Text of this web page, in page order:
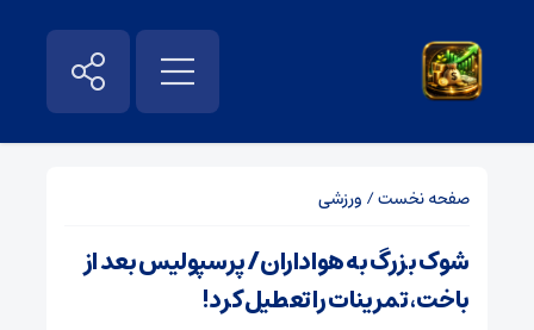
صفحه نخست/ ورزشی
شوک بزرگ به هواداران/ پرسپولیس بعد از
باخت، تمرینات را تعطیل کرد!